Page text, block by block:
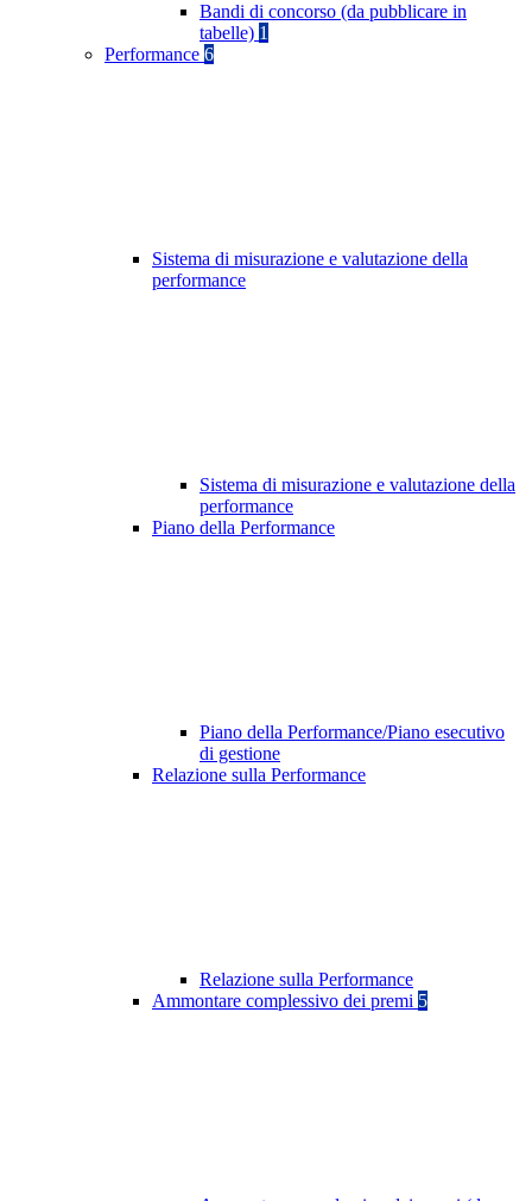
Bandi di concorso (da pubblicare in
tabelle) 1
Performance 6
Sistema di misurazione e valutazione della
performance
Sistema di misurazione e valutazione della
performance
Piano della Performance
Piano della Performance/Piano esecutivo
di gestione
Relazione sulla Performance
Relazione sulla Performance
Ammontare complessivo dei premi 5